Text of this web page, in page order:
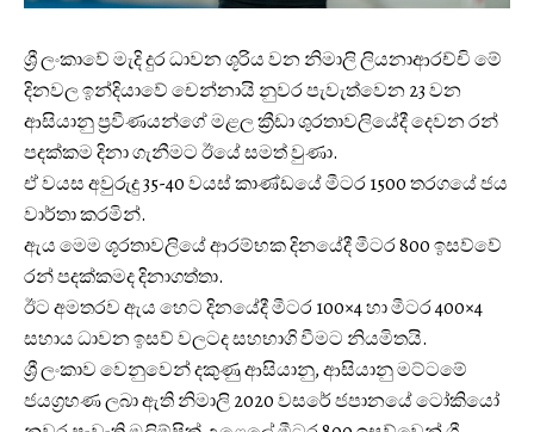
ශ්‍රී ලංකාවේ මැදි දුර ධාවන ශූරිය වන නිමාලි ලියනාආරච්චි මේ
දිනවල ඉන්දියාවේ චෙන්නායි නුවර පැවැත්වෙන 23 වන
ආසියානු ප්‍රවීණයන්ගේ මළල ක්‍රීඩා ශුරතාවලියේදී දෙවන රන්
පදක්කම දිනා ගැනීමට ඊයේ සමත් වුණා.
ඒ වයස අවුරුදු 35-40 වයස් කාණ්ඩයේ මීටර 1500 තරගයේ ජය
වාර්තා කරමින්.
ඇය මෙම ශූරතාවලියේ ආරම්භක දිනයේදී මීටර 800 ඉසව්වේ
රන් පදක්කමද දිනාගත්තා.
ඊට අමතරව ඇය හෙට දිනයේදී මීටර 100×4 හා මීටර 400×4
සහාය ධාවන ඉසව් වලටද සහභාගි වීමට නියමිතයි.
ශ්‍රී ලංකාව වෙනුවෙන් දකුණු ආසියානු, ආසියානු මට්ටමේ
ජයග්‍රහණ ලබා ඇති නිමාලි 2020 වසරේ ජපානයේ ටෝකියෝ